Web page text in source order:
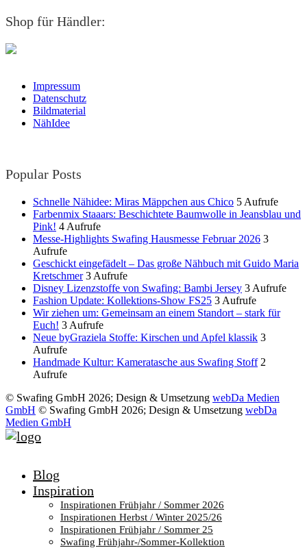
Shop für Händler:
Impressum
Datenschutz
Bildmaterial
NähIdee
Popular Posts
Schnelle Nähidee: Miras Mäppchen aus Chico 5 Aufrufe
Farbenmix Staaars: Beschichtete Baumwolle in Jeansblau und
Pink! 4 Aufrufe
Messe-Highlights Swafing Hausmesse Februar 2026 3
Aufrufe
Geschickt eingefädelt – Das große Nähbuch mit Guido Maria
Kretschmer 3 Aufrufe
Disney Lizenzstoffe von Swafing: Bambi Jersey 3 Aufrufe
Fashion Update: Kollektions-Show FS25 3 Aufrufe
Wir ziehen um: Gemeinsam an einem Standort – stark für
Euch! 3 Aufrufe
Neue byGraziela Stoffe: Kirschen und Apfel klassik 3
Aufrufe
Handmade Kultur: Kameratasche aus Swafing Stoff 2
Aufrufe
© Swafing GmbH 2026; Design & Umsetzung webDa Medien
GmbH © Swafing GmbH 2026; Design & Umsetzung webDa
Medien GmbH
Blog
Inspiration
Inspirationen Frühjahr / Sommer 2026
Inspirationen Herbst / Winter 2025/26
Inspirationen Frühjahr / Sommer 25
Swafing Frühjahr-/Sommer-Kollektion